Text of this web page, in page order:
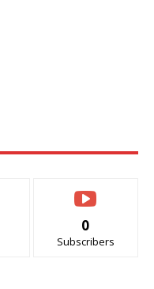
0
Subscribers